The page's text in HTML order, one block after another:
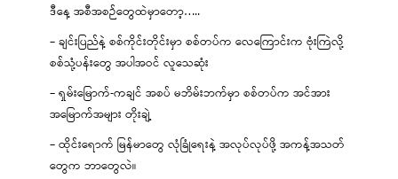
ဒီနေ့ အစီအစဉ်တွေထဲမှာတော့…..
– ချင်းပြည်နဲ့ စစ်ကိုင်းတိုင်းမှာ စစ်တပ်က လေကြောင်းက ဗုံးကြဲလို့
စစ်သုံ့ပန်းတွေ အပါအဝင် လူသေဆုံး
– ရှမ်းမြောက်-ကချင် အစပ် မဘိမ်းဘက်မှာ စစ်တပ်က အင်အား
အမြောက်အများ တိုးချဲ့
– ထိုင်းရောက် မြန်မာတွေ လုံခြုံရေးနဲ့ အလုပ်လုပ်ဖို့ အကန့်အသတ်
တွေက ဘာတွေလဲ။